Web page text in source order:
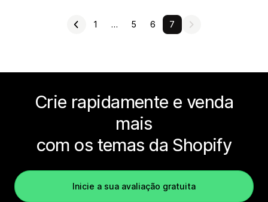
1 … 5 6 7
Crie rapidamente e venda
mais
com os temas da Shopify
Inicie a sua avaliação gratuita